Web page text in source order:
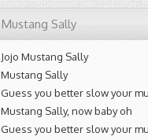
Mustang Sally
Jojo Mustang Sally
Mustang Sally
Guess you better slow your
Mustang Sally, now baby oh
Guess you better slow your